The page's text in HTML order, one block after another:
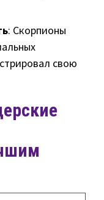
: Скорпионы
свою